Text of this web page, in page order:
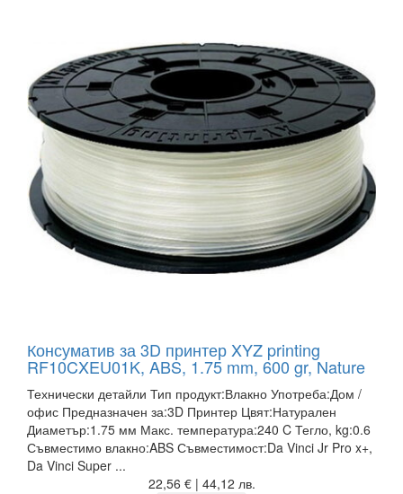
Консуматив за 3D принтер XYZ printing
RF10CXEU01K, ABS, 1.75 mm, 600 gr, Nature
Технически детайли Тип продукт:Влакно Употреба:Дом /
офис Предназначен за:3D Принтер Цвят:Натурален
Диаметър:1.75 мм Макс. температура:240 C Тегло, kg:0.6
Съвместимо влакно:ABS Съвместимост:Da Vinci Jr Pro x+,
Da Vinci Super ...
22,56 € | 44,12 лв.